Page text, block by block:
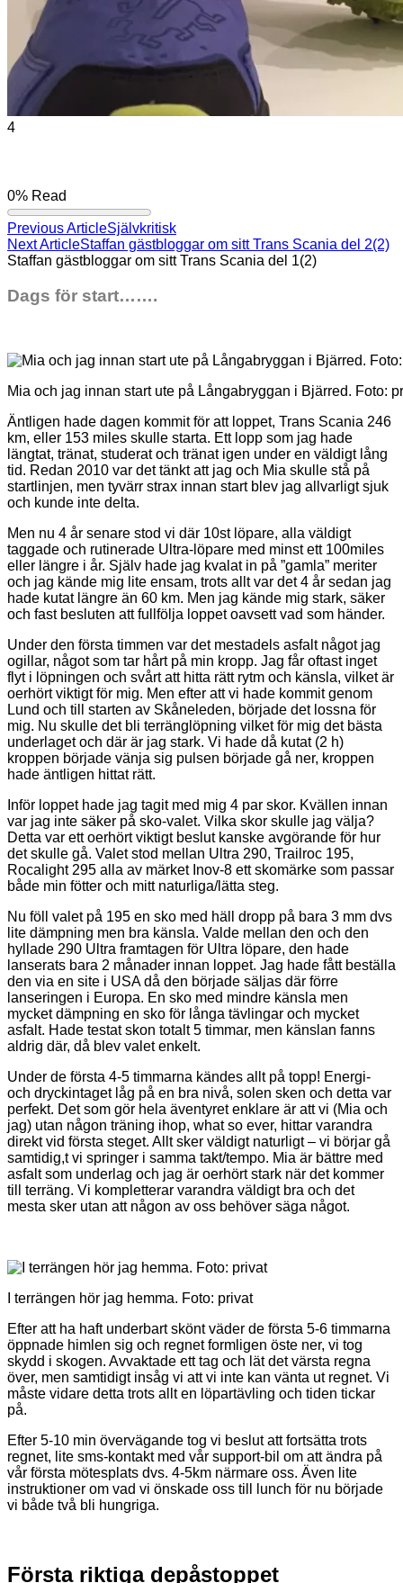
4
0% Read
Previous ArticleSjälvkritisk
Next ArticleStaffan gästbloggar om sitt Trans Scania del 2(2)
Staffan gästbloggar om sitt Trans Scania del 1(2)
Dags för start…….
Mia och jag innan start ute på Långabryggan i Bjärred. Foto:
Äntligen hade dagen kommit för att loppet, Trans Scania 246
km, eller 153 miles skulle starta. Ett lopp som jag hade
längtat, tränat, studerat och tränat igen under en väldigt lång
tid. Redan 2010 var det tänkt att jag och Mia skulle stå på
startlinjen, men tyvärr strax innan start blev jag allvarligt sjuk
och kunde inte delta.
Men nu 4 år senare stod vi där 10st löpare, alla väldigt
taggade och rutinerade Ultra-löpare med minst ett 100miles
eller längre i år. Själv hade jag kvalat in på ”gamla” meriter
och jag kände mig lite ensam, trots allt var det 4 år sedan jag
hade kutat längre än 60 km. Men jag kände mig stark, säker
och fast besluten att fullfölja loppet oavsett vad som händer.
Under den första timmen var det mestadels asfalt något jag
ogillar, något som tar hårt på min kropp. Jag får oftast inget
flyt i löpningen och svårt att hitta rätt rytm och känsla, vilket är
oerhört viktigt för mig. Men efter att vi hade kommit genom
Lund och till starten av Skåneleden, började det lossna för
mig. Nu skulle det bli terränglöpning vilket för mig det bästa
underlaget och där är jag stark. Vi hade då kutat (2 h)
kroppen började vänja sig pulsen började gå ner, kroppen
hade äntligen hittat rätt.
Inför loppet hade jag tagit med mig 4 par skor. Kvällen innan
var jag inte säker på sko-valet. Vilka skor skulle jag välja?
Detta var ett oerhört viktigt beslut kanske avgörande för hur
det skulle gå. Valet stod mellan Ultra 290, Trailroc 195,
Rocalight 295 alla av märket Inov-8 ett skomärke som passar
både min fötter och mitt naturliga/lätta steg.
Nu föll valet på 195 en sko med häll dropp på bara 3 mm dvs
lite dämpning men bra känsla. Valde mellan den och den
hyllade 290 Ultra framtagen för Ultra löpare, den hade
lanserats bara 2 månader innan loppet. Jag hade fått beställa
den via en site i USA då den började säljas där förre
lanseringen i Europa. En sko med mindre känsla men
mycket dämpning en sko för långa tävlingar och mycket
asfalt. Hade testat skon totalt 5 timmar, men känslan fanns
aldrig där, då blev valet enkelt.
Under de första 4-5 timmarna kändes allt på topp! Energi-
och dryckintaget låg på en bra nivå, solen sken och detta var
perfekt. Det som gör hela äventyret enklare är att vi (Mia och
jag) utan någon träning ihop, what so ever, hittar varandra
direkt vid första steget. Allt sker väldigt naturligt – vi börjar gå
samtidig,t vi springer i samma takt/tempo. Mia är bättre med
asfalt som underlag och jag är oerhört stark när det kommer
till terräng. Vi kompletterar varandra väldigt bra och det
mesta sker utan att någon av oss behöver säga något.
I terrängen hör jag hemma. Foto: privat
Efter att ha haft underbart skönt väder de första 5-6 timmarna
öppnade himlen sig och regnet formligen öste ner, vi tog
skydd i skogen. Avvaktade ett tag och lät det värsta regna
över, men samtidigt insåg vi att vi inte kan vänta ut regnet. Vi
måste vidare detta trots allt en löpartävling och tiden tickar
på.
Efter 5-10 min övervägande tog vi beslut att fortsätta trots
regnet, lite sms-kontakt med vår support-bil om att ändra på
vår första mötesplats dvs. 4-5km närmare oss. Även lite
instruktioner om vad vi önskade oss till lunch för nu började
vi både två bli hungriga.
Första riktiga depåstoppet